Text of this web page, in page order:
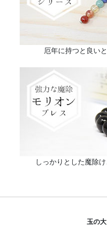
厄年に持つと良い
しっかりとした魔除
玉の